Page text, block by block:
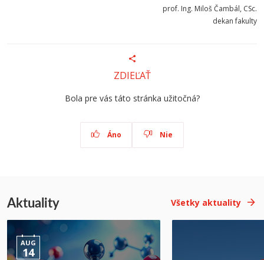
prof. Ing. Miloš Čambál, CSc.
dekan fakulty
ZDIEĽAŤ
Bola pre vás táto stránka užitočná?
Áno Nie
Aktuality Všetky aktuality
AUG
14